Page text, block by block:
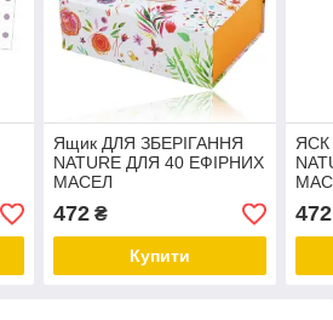
Ящик ДЛЯ ЗБЕРІГАННЯ
NATURE ДЛЯ 40 ЕФІРНИХ
МАСЕЛ
472₴
Купити
ЯСК
472